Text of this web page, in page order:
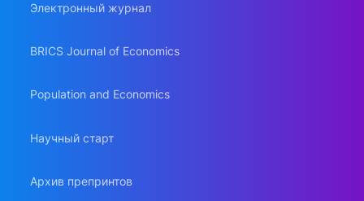
Электронный журнал
BRICS Journal of Economics
Population and Economics
Научный старт
Архив препринтов